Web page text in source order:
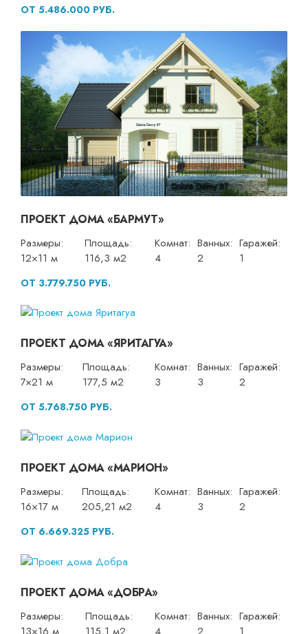
ОТ 5.486.000 РУБ.
ПРОЕКТ ДОМА «БАРМУТ»
Размеры:
12×11 м
Площадь:
116,3 м2
Комнат:
4
Ванных:
2
Гаражей:
1
ОТ 3.779.750 РУБ.
ПРОЕКТ ДОМА «ЯРИТАГУА»
Размеры:
7×21 м
Площадь:
177,5 м2
Комнат:
3
Ванных:
3
Гаражей:
2
ОТ 5.768.750 РУБ.
ПРОЕКТ ДОМА «МАРИОН»
Размеры:
16×17 м
Площадь:
205,21 м2
Комнат:
4
Ванных:
3
Гаражей:
2
ОТ 6.669.325 РУБ.
ПРОЕКТ ДОМА «ДОБРА»
Размеры:
13×16 м
Площадь:
115,1 м2
Комнат:
4
Ванных:
2
Гаражей:
1